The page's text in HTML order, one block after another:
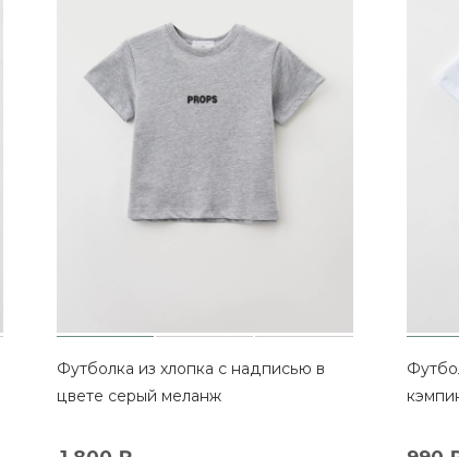
Футболка из хлопка с надписью в
цвете серый меланж